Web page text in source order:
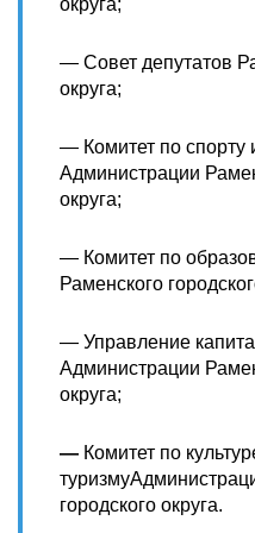
округа;
— Совет депутатов
округа;
— Комитет по спорту
Администрации
округа;
— Комитет по
Раменского
— Управление
Администрации
округа;
— Комитет по
городского округа.